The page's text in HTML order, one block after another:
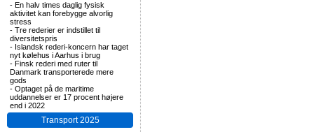
- En halv times daglig fysisk
aktivitet kan forebygge alvorlig
stress
- Tre rederier er indstillet til
diversitetspris
- Islandsk rederi-koncern har taget
nyt kølehus i Aarhus i brug
- Finsk rederi med ruter til
Danmark transporterede mere
gods
- Optaget på de maritime
uddannelser er 17 procent højere
end i 2022
Transport 2025